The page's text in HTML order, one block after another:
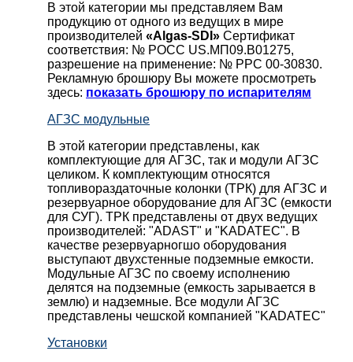
В этой категории мы представляем Вам
продукцию от одного из ведущих в мире
производителей «Algas-SDI» Сертификат
соответствия: № РОСС US.МП09.В01275,
разрешение на применение: № РРС 00-30830.
Рекламную брошюру Вы можете просмотреть
здесь: показать брошюру по испарителям
АГЗС модульные
В этой категории представлены, как
комплектующие для АГЗС, так и модули АГЗС
целиком. К комплектующим относятся
топливораздаточные колонки (ТРК) для АГЗС и
резервуарное оборудование для АГЗС (емкости
для СУГ). ТРК представлены от двух ведущих
производителей: "ADAST" и "KADATEC". В
качестве резервуарногшо оборудования
выступают двухстенные подземные емкости.
Модульные АГЗС по своему исполнению
делятся на подземные (емкость зарывается в
землю) и надземные. Все модули АГЗС
представлены чешской компанией "KADATEC"
Установки